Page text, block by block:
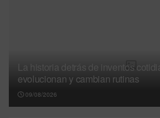
La historia detrás de inventos
evolucionan y cambian rutinas
09/08/2026